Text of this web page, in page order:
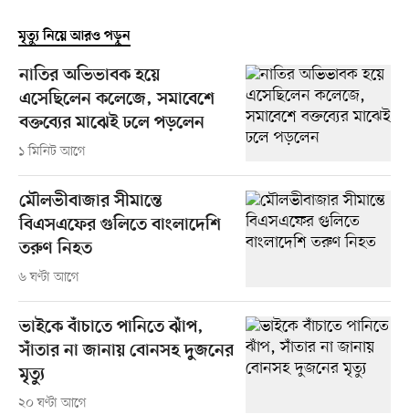
মৃত্যু নিয়ে আরও পড়ুন
নাতির অভিভাবক হয়ে
এসেছিলেন কলেজে, সমাবেশে
বক্তব্যের মাঝেই ঢলে পড়লেন
১ মিনিট আগে
মৌলভীবাজার সীমান্তে
বিএসএফের গুলিতে বাংলাদেশি
তরুণ নিহত
৬ ঘণ্টা আগে
ভাইকে বাঁচাতে পানিতে ঝাঁপ,
সাঁতার না জানায় বোনসহ দুজনের
মৃত্যু
২০ ঘণ্টা আগে